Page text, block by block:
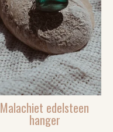
Malachiet edelsteen
hanger